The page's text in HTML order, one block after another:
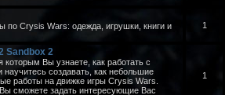
по Crysis Wars: одежда, игрушки, книги и
1
Sandbox 2
которым Вы узнаете, как работать с
научитесь создавать, как небольшие
работы на движке игры Crysis Wars.
сможете задать интересующие Вас
1